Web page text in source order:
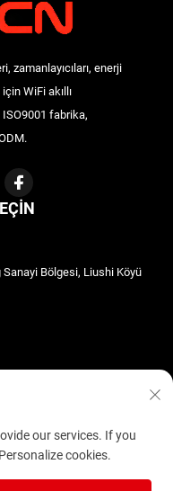
zamanlayıcıları, enerji
WiFi akıllı
ISO9001 fabrika,
Sanayi Bölgesi, Liushi Köyü
CO.,LTD Tüm hakları saklıdır.
our services. If you
cookies.